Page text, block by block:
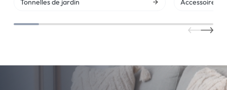
Tonnelles de jardin Accessoires